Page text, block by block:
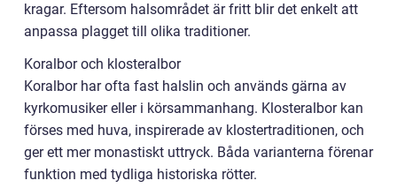
kragar. Eftersom halsområdet är fritt blir det enkelt att
anpassa plagget till olika traditioner.
Koralbor och klosteralbor
Koralbor har ofta fast halslin och används gärna av
kyrkomusiker eller i körsammanhang. Klosteralbor kan
förses med huva, inspirerade av klostertraditionen, och
ger ett mer monastiskt uttryck. Båda varianterna förenar
funktion med tydliga historiska rötter.